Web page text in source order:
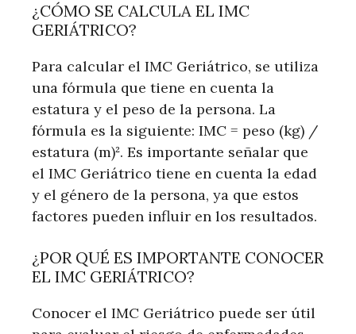
¿CÓMO SE CALCULA EL IMC
GERIÁTRICO?
Para calcular el IMC Geriátrico, se utiliza
una fórmula que tiene en cuenta la
estatura y el peso de la persona. La
fórmula es la siguiente: IMC = peso (kg) /
estatura (m)². Es importante señalar que
el IMC Geriátrico tiene en cuenta la edad
y el género de la persona, ya que estos
factores pueden influir en los resultados.
¿POR QUÉ ES IMPORTANTE CONOCER
EL IMC GERIÁTRICO?
Conocer el IMC Geriátrico puede ser útil